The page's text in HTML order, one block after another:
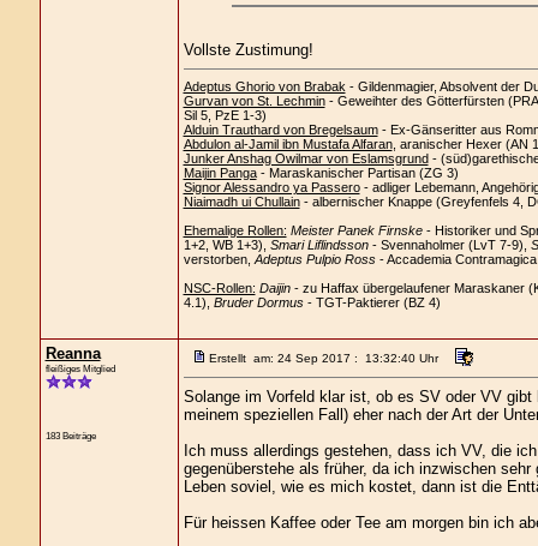
Vollste Zustimung!
Adeptus Ghorio von Brabak - Gildenmagier, Absolvent der
Gurvan von St. Lechmin- Geweihter des Götterfürsten
Sil 5, PzE 1-3)
Alduin Trauthard von Bregelsaum- Ex-Gänseritter aus
Abdulon al-Jamil ibn Mustafa Alfaran, aranischer Hexer (AN
Junker Anshag Owilmar von Eslamsgrund-
Maijin Panga- Maraskanischer Partisan (ZG 3)
Signor Alessandro ya Passero- adliger Lebemann,
Niaimadh ui Chullain- albernischer Knappe (Greyfenfels 4,
Ehemalige Rollen: Meister Panek Firnske- Historiker und
1+2, WB 1+3), Smari Liflindsson- Svennaholmer (LvT 7-9),
verstorben, Adeptus Pulpio Ross- Accademia
NSC-Rollen: Daijin- zu Haffax übergelaufener Maraskaner
4.1), Bruder Dormus- TGT-Paktierer (BZ 4)
Reanna
fleißiges Mitglied
183 Beiträge
Erstellt am: 24 Sep 2017 : 13:32:40 Uhr
Solange im Vorfeld klar ist, ob es SV oder VV
meinem speziellen Fall) eher nach der Art der
Ich muss allerdings gestehen, dass ich VV, die
gegenüberstehe als früher, da ich inzwischen
Leben soviel, wie es mich kostet, dann ist die
Für heissen Kaffee oder Tee am morgen bin ich